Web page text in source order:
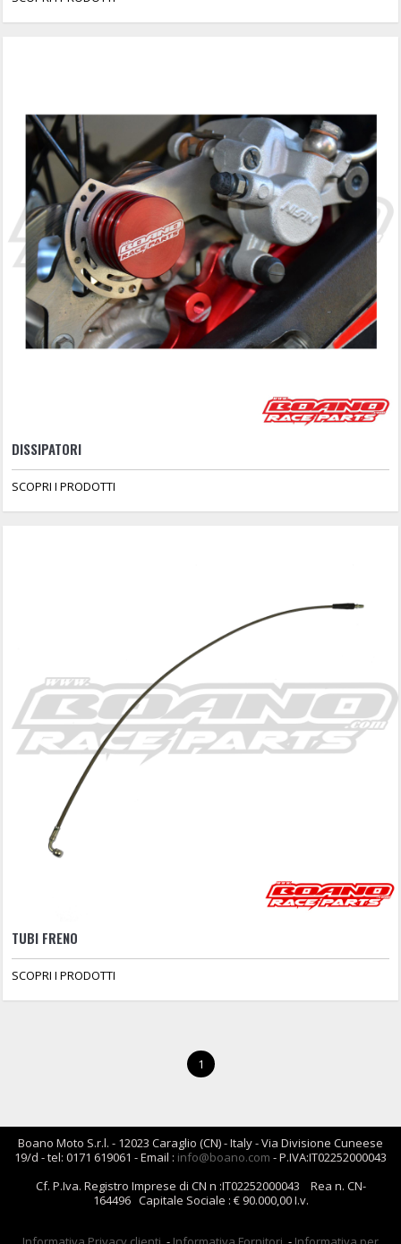
DISSIPATORI
SCOPRI I PRODOTTI
TUBI FRENO
SCOPRI I PRODOTTI
1
Boano Moto S.r.l. - 12023 Caraglio (CN) - Italy - Via Divisione Cuneese
19/d - tel: 0171 619061 - Email : info@boano.com - P.IVA:IT02252000043
Cf. P.Iva. Registro Imprese di CN n :IT02252000043 Rea n. CN-
164496 Capitale Sociale : € 90.000,00 I.v.